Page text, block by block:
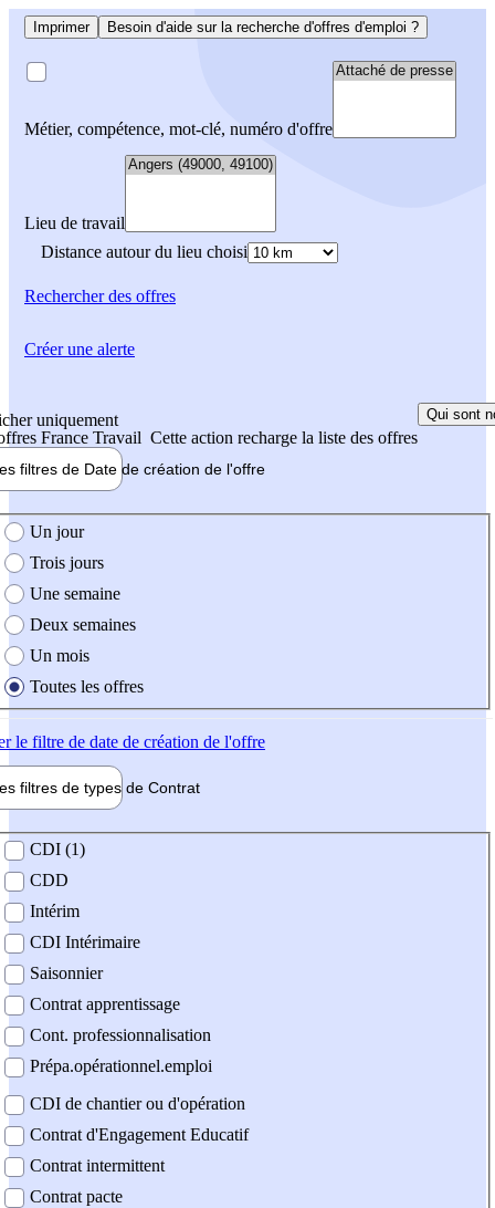
Imprimer Besoin d'aide sur la recherche d'offres d'emploi ?
Métier, compétence, mot-clé, numéro d'offre
Lieu de travail
Distance autour du lieu choisi
Rechercherdes offres
uniquement
France Travail Cette action recharge la liste des offres
Qui sont
filtres de Date de création de l'offre
création de l'offre
Un jour
Trois jours
Une semaine
Deux semaines
Un mois
Toutes les offres
le filtre de date de création de l'offre
filtres de types de Contrat
contrat
CDI (1)
CDD
Intérim
CDI Intérimaire
Saisonnier
Contrat apprentissage
Cont. professionnalisation
Prépa.opérationnel.emploi
CDI de chantier ou d'opération
Contrat d'Engagement Educatif
Contrat intermittent
Contrat pacte
Créer une alerte